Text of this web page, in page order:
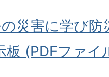
災害に学び
板 (PDFファイ